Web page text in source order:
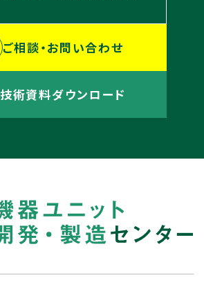
ご相談・お問い合わせ
技術資料ダウンロード